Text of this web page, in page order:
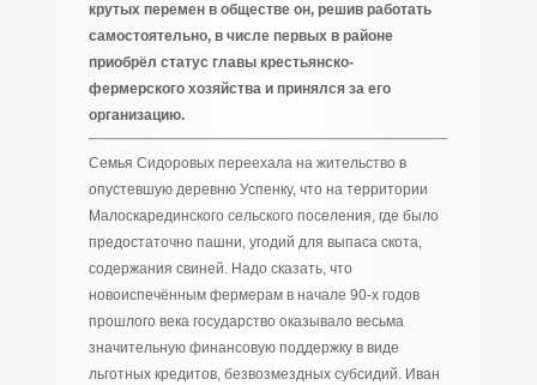
крутых перемен в обществе он, решив работать
самостоятельно, в числе первых в районе
приобрёл статус главы крестьянско-
фермерского хозяйства и принялся за его
организацию.
Семья Сидоровых переехала на жительство в
опустевшую деревню Успенку, что на территории
Малоскарединского сельского поселения, где было
предостаточно пашни, угодий для выпаса скота,
содержания свиней. Надо сказать, что
новоиспечённым фермерам в начале 90-х годов
прошлого века государство оказывало весьма
значительную финансовую поддержку в виде
льготных кредитов, безвозмездных субсидий. Иван